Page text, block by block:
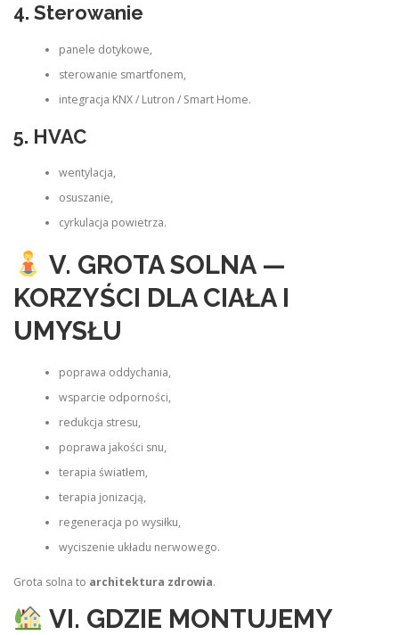
4. Sterowanie
panele dotykowe,
sterowanie smartfonem,
integracja KNX / Lutron / Smart Home.
5. HVAC
wentylacja,
osuszanie,
cyrkulacja powietrza.
V. GROTA SOLNA —
KORZYŚCI DLA CIAŁA I
UMYSŁU
poprawa oddychania,
wsparcie odporności,
redukcja stresu,
poprawa jakości snu,
terapia światłem,
terapia jonizacją,
regeneracja po wysiłku,
wyciszenie układu nerwowego.
Grota solna to architektura zdrowia.
VI. GDZIE MONTUJEMY